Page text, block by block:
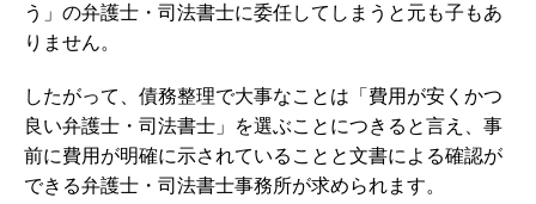
う」の弁護士・司法書士に委任してしまうと元も子もあ
りません。
したがって、債務整理で大事なことは「費用が安くかつ
良い弁護士・司法書士」を選ぶことにつきると言え、事
前に費用が明確に示されていることと文書による確認が
できる弁護士・司法書士事務所が求められます。